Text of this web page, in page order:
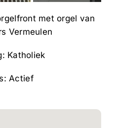
met orgel van
Vermeulen
Katholiek
Actief